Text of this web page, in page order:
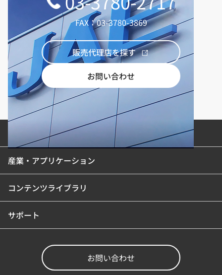
FAX：03-3780-3869
販売代理店を探す
お問い合わせ
製品カテゴリ
産業・アプリケーション
コンテンツライブラリ
サポート
お問い合わせ